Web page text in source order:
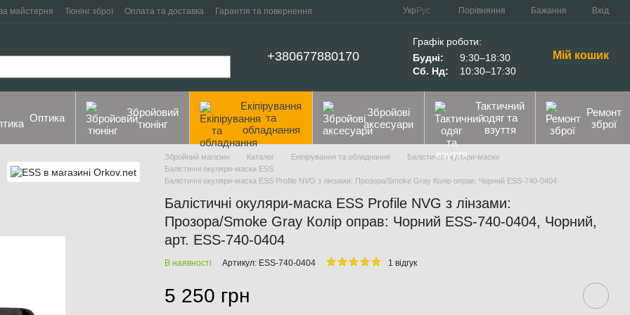
майстерня Тюнінг зброї Оплата та доставка
Гарантія та повернення
Укр Рус Порівняння Бажання Вхід
+380677880170
Графік роботи:
Будні:
9:30–18:30
Сб. Нд:
10:30–17:30
Мій кошик
Оптика
Збройовий
тюнінг
Екіпірування
та
обладнання
Збройові
аксесуари
Тактичний
одяг та
взуття
Ремонт
зброї
Збройний магазин Каталог Екіпірування та обладнання
Балістичні окуляри-маски
Балістичні окуляри-маски ESS
Балістичні окуляри-маска ESS Profile NVG з лінзами: Прозора/Smoke Gray Колір оправ: Чорний ESS-740-0404
Балістичні окуляри-маска ESS Profile NVG з лінзами:
Прозора/Smoke Gray Колір оправ: Чорний ESS-740-0404, Чорний,
арт. ESS-740-0404
В наявності Артикул: ESS-740-0404 1 відгук
5 250 грн